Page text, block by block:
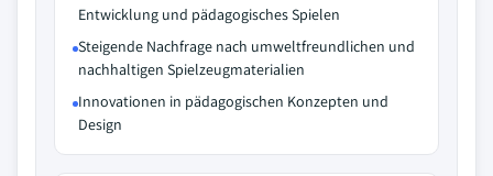
Entwicklung und pädagogisches Spielen
Steigende Nachfrage nach umweltfreundlichen und
nachhaltigen Spielzeugmaterialien
Innovationen in pädagogischen Konzepten und
Design